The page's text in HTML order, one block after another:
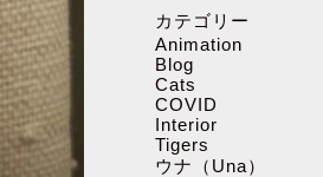
カテゴリー
Animation
Blog
Cats
COVID
Interior
Tigers
ウナ（Una）